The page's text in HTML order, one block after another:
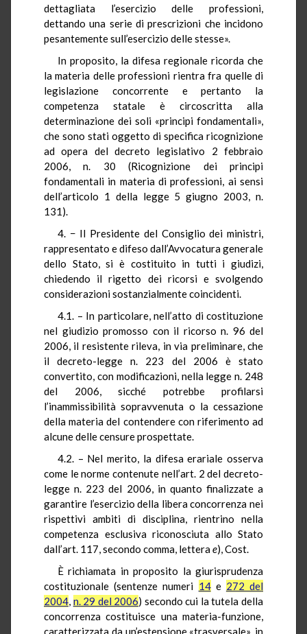
dettagliata l’esercizio delle professioni,
dettando una serie di prescrizioni che incidono
pesantemente sull’esercizio delle stesse».
In proposito, la difesa regionale ricorda che
la materia delle professioni rientra fra quelle di
legislazione concorrente e pertanto la
competenza statale è circoscritta alla
determinazione dei soli «principi fondamentali»,
che sono stati oggetto di specifica ricognizione
ad opera del decreto legislativo 2 febbraio
2006, n. 30 (Ricognizione dei principi
fondamentali in materia di professioni, ai sensi
dell’articolo 1 della legge 5 giugno 2003, n.
131).
4. − Il Presidente del Consiglio dei ministri,
rappresentato e difeso dall’Avvocatura generale
dello Stato, si è costituito in tutti i giudizi,
chiedendo il rigetto dei ricorsi e svolgendo
considerazioni sostanzialmente coincidenti.
4.1. – In particolare, nell’atto di costituzione
nel giudizio promosso con il ricorso n. 96 del
2006, il resistente rileva, in via preliminare, che
il decreto-legge n. 223 del 2006 è stato
convertito, con modificazioni, nella legge n. 248
del 2006, sicché potrebbe profilarsi
l’inammissibilità sopravvenuta o la cessazione
della materia del contendere con riferimento ad
alcune delle censure prospettate.
4.2. – Nel merito, la difesa erariale osserva
come le norme contenute nell’art. 2 del decreto-
legge n. 223 del 2006, in quanto finalizzate a
garantire l’esercizio della libera concorrenza nei
rispettivi ambiti di disciplina, rientrino nella
competenza esclusiva riconosciuta allo Stato
dall’art. 117, secondo comma, letterae), Cost.
È richiamata in proposito la giurisprudenza
costituzionale (sentenze numeri 14e 272 del
2004, n. 29 del 2006) secondo cui la tutela della
concorrenza costituisce una materia-funzione,
caratterizzata da un’estensione «trasversale», in